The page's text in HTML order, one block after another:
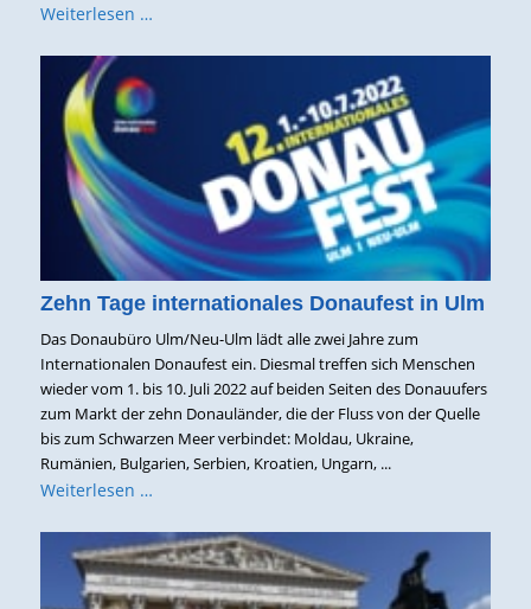
Weiterlesen …
Zehn Tage internationales Donaufest in Ulm
Das Donaubüro Ulm/Neu-Ulm lädt alle zwei Jahre zum
Internationalen Donaufest ein. Diesmal treffen sich Menschen
wieder vom 1. bis 10. Juli 2022 auf beiden Seiten des Donauufers
zum Markt der zehn Donauländer, die der Fluss von der Quelle
bis zum Schwarzen Meer verbindet: Moldau, Ukraine,
Rumänien, Bulgarien, Serbien, Kroatien, Ungarn, ...
Weiterlesen …